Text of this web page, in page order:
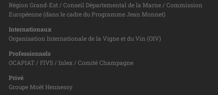
Région Grand-Est / Conseil Départemental de la Marne / Commission
Européenne (dans le cadre du Programme Jean Monnet)
Internationaux
Organisation Internationale de la Vigne et du Vin (OIV)
Professionnels
OCAPIAT / FIVS / Inlex / Comité Champagne
Privé
Groupe Moët Hennessy